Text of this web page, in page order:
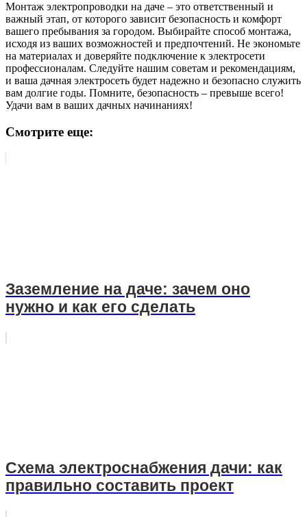
Монтаж электропроводки на даче – это ответственный и
важный этап, от которого зависит безопасность и комфорт
вашего пребывания за городом. Выбирайте способ монтажа,
исходя из ваших возможностей и предпочтений. Не экономьте
на материалах и доверяйте подключение к электросети
профессионалам. Следуйте нашим советам и рекомендациям,
и ваша дачная электросеть будет надежно и безопасно служить
вам долгие годы. Помните, безопасность – превыше всего!
Удачи вам в ваших дачных начинаниях!
Смотрите еще:
Заземление на даче: зачем оно
нужно и как его сделать
Схема электроснабжения дачи: как
правильно составить проект